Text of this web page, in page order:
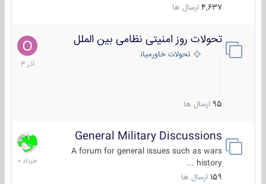
4,637 ارسال ها
تحولات روز امنیتی نظامی بین الملل
تحولات خاورمیانه
95 ارسال ها
21
آذر
1403
General Military Discussions
A forum for general issues such as wars
history ...
159 ارسال ها
10
خرداد
1400